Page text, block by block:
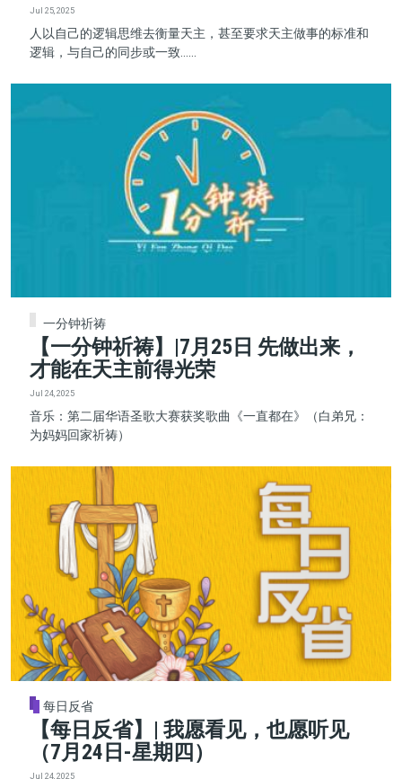
Jul 25, 2025
人以自己的逻辑思维去衡量天主，甚至要求天主做事的标准和
逻辑，与自己的同步或一致......
一分钟祈祷
【一分钟祈祷】|7月25日 先做出来，
才能在天主前得光荣
Jul 24, 2025
音乐：第二届华语圣歌大赛获奖歌曲《一直都在》（白弟兄：
为妈妈回家祈祷）
每日反省
【每日反省】| 我愿看见，也愿听见
（7月24日-星期四）
Jul 24, 2025